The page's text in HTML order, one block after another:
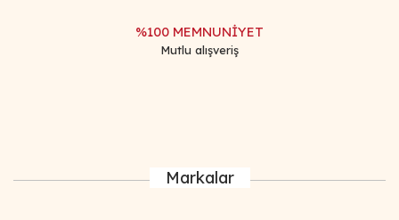
%100 MEMNUNİYET
Mutlu alışveriş
Markalar